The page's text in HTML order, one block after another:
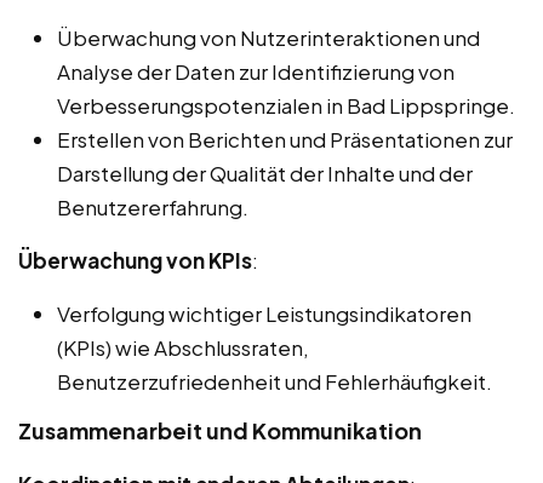
Überwachung von Nutzerinteraktionen und
Analyse der Daten zur Identifizierung von
Verbesserungspotenzialen in Bad Lippspringe.
Erstellen von Berichten und Präsentationen zur
Darstellung der Qualität der Inhalte und der
Benutzererfahrung.
Überwachung von KPIs:
Verfolgung wichtiger Leistungsindikatoren
(KPIs) wie Abschlussraten,
Benutzerzufriedenheit und Fehlerhäufigkeit.
Zusammenarbeit und Kommunikation